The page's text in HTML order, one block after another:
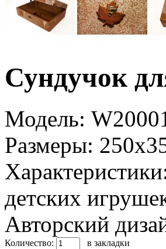
Сундучок
Модель:
Размеры:
детских
Авторский
Количество:
в закладки